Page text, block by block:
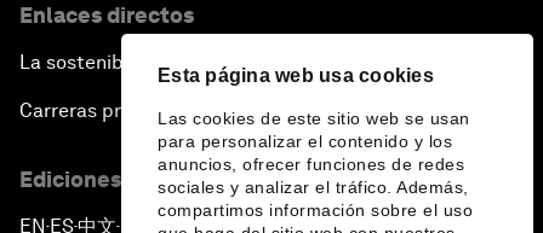
Esta página web usa cookies
Las cookies de este sitio web se usan
para personalizar el contenido y los
anuncios, ofrecer funciones de redes
sociales y analizar el tráfico. Además,
compartimos información sobre el uso
Enlaces directos
La sostenibilidad en el Foro
Carreras profesionales
Ediciones en otros idiomas
EN ▪ES▪中文▪ 日本語